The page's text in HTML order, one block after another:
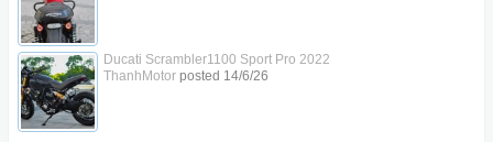
Ducati Scrambler1100 Sport Pro 2022
ThanhMotorposted 14/6/26